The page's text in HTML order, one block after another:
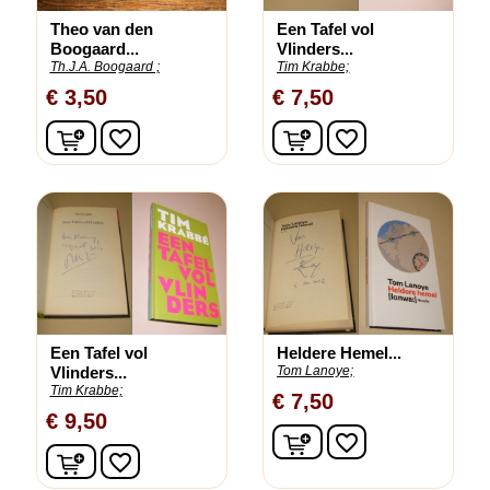
Theo van den
Boogaard...
Th.J.A. Boogaard ;
€ 3,50
In winkelwagen
favorite_border
Een Tafel vol
Vlinders...
Tim Krabbe;
€ 7,50
In winkelwagen
favorite_border
Een Tafel vol
Vlinders...
Tim Krabbe;
€ 9,50
In winkelwagen
favorite_border
Heldere Hemel...
Tom Lanoye;
€ 7,50
In winkelwagen
favorite_border